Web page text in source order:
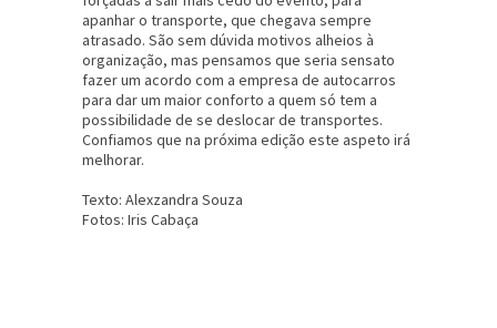
apanhar o transporte, que chegava sempre
atrasado. São sem dúvida motivos alheios à
organização, mas pensamos que seria sensato
fazer um acordo com a empresa de autocarros
para dar um maior conforto a quem só tem a
possibilidade de se deslocar de transportes.
Confiamos que na próxima edição este aspeto irá
melhorar.
Texto: Alexzandra Souza
Fotos: Iris Cabaça